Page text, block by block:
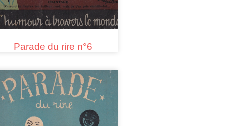
Parade du rire n°6